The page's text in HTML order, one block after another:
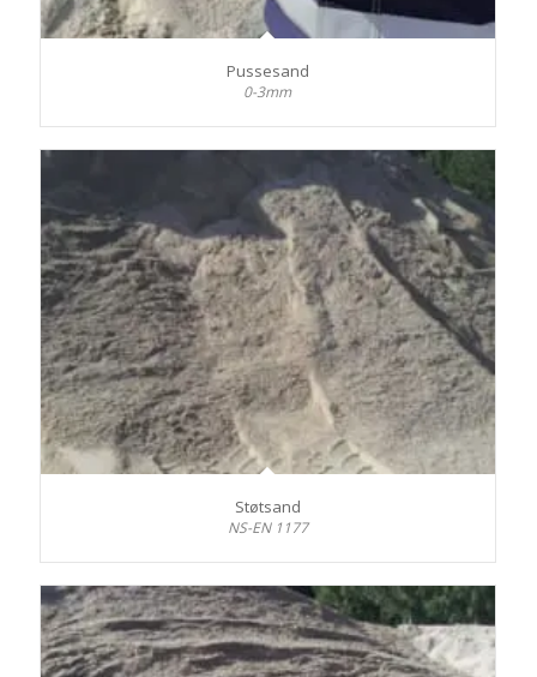
Pussesand
0-3mm
Støtsand
NS-EN 1177